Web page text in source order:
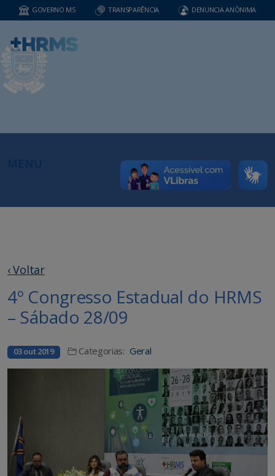
GOVERNO MS TRANSPARÊNCIA DENUNCIA ANÔNIMA
‹ Voltar
4º Congresso Estadual do HRMS
– Sábado 28/09
03 out 2019 Categorias: Geral